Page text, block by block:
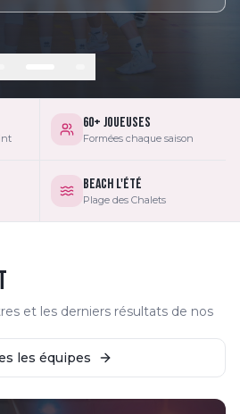
60+ joueuses
Formées chaque saison
Beach l'été
Plage des Chalets
et les derniers résultats de nos
les équipes